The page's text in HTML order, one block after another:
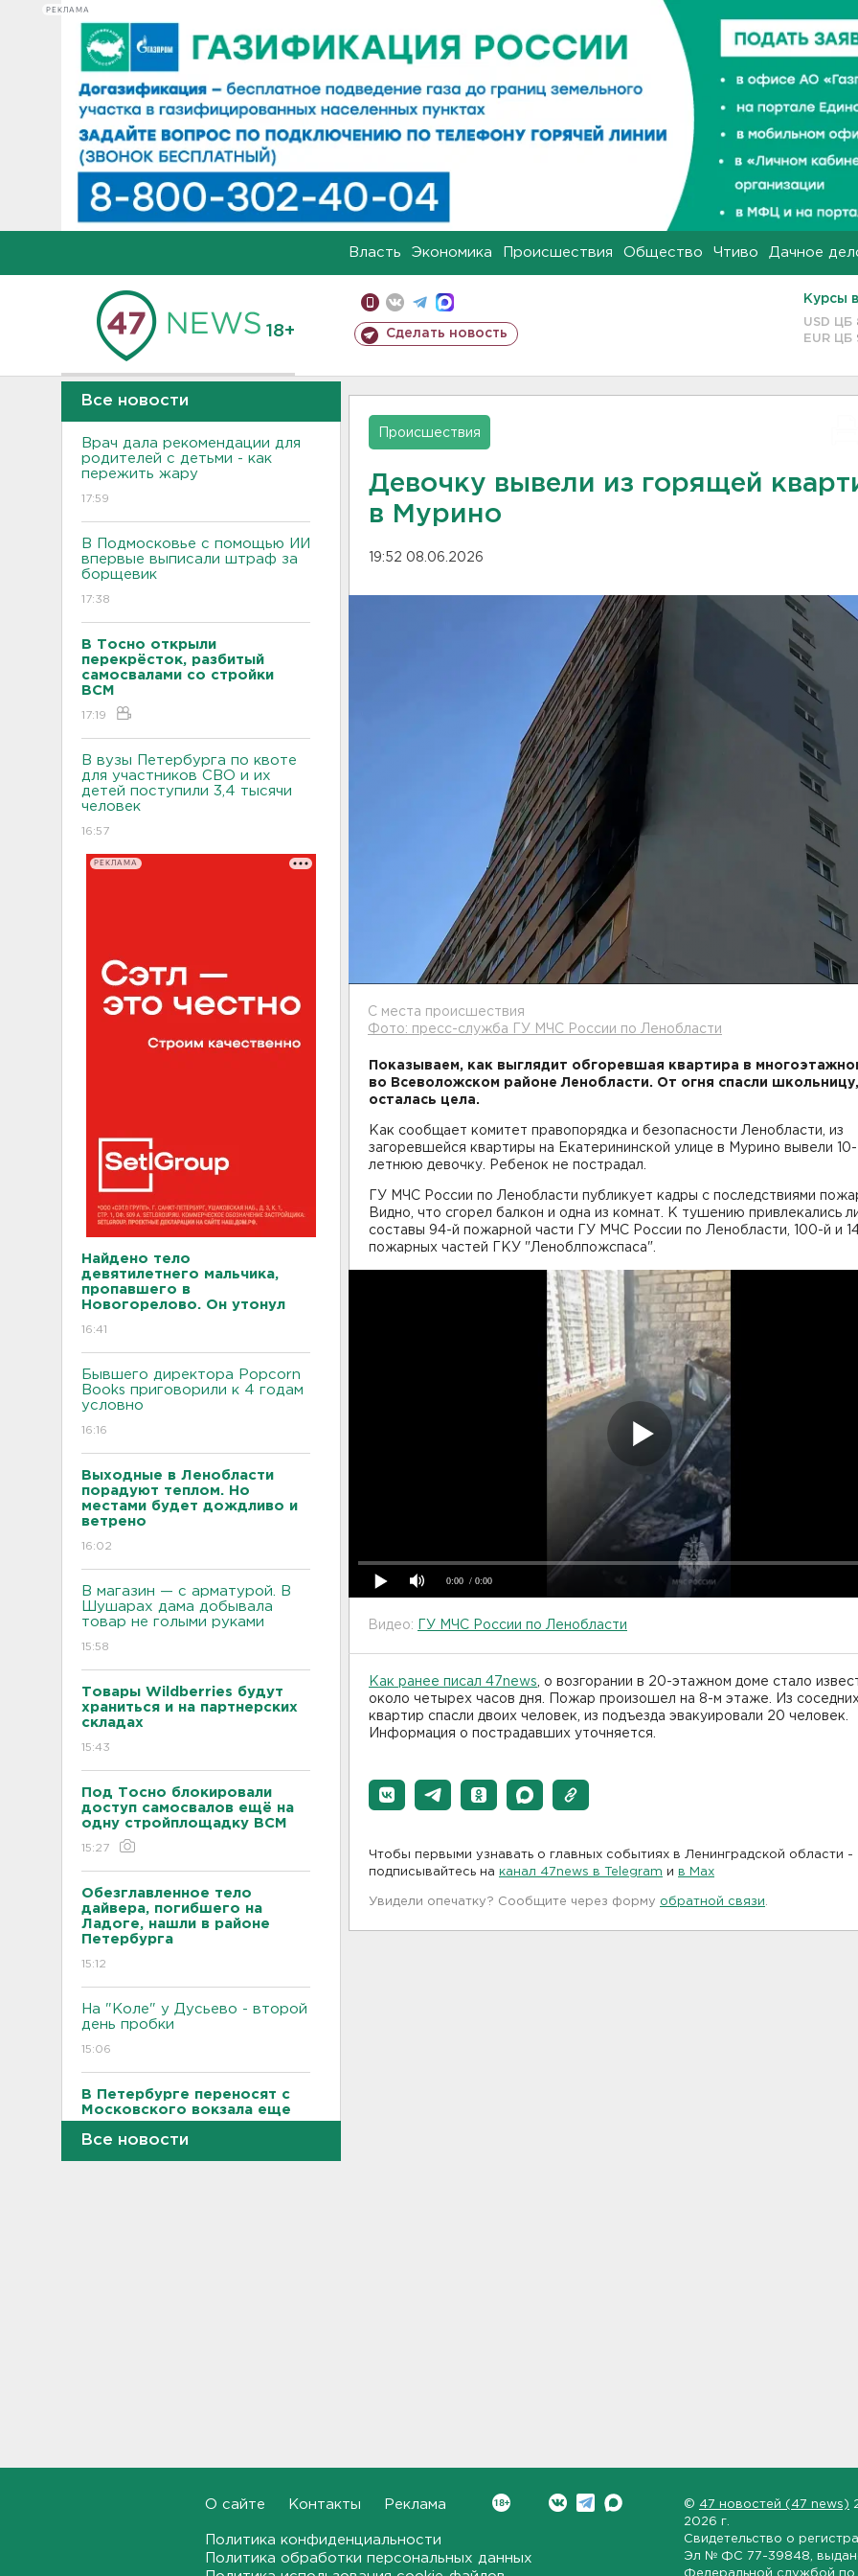
РЕКЛАМА
Власть Экономика Происшествия Общество Чтиво Дачное
18+ Сделать новость
Курсы
USD ЦБ
EUR ЦБ
Все новости
Врач дала рекомендации для
родителей с детьми - как
пережить жару
17:59
В Подмосковье с помощью ИИ
впервые выписали штраф за
борщевик
17:38
В Тосно открыли
перекрёсток, разбитый
самосвалами со стройки
ВСМ
17:19
В вузы Петербурга по квоте
для участников СВО и их
детей поступили 3,4 тысячи
человек
16:57
РЕКЛАМА
Найдено тело
девятилетнего мальчика,
пропавшего в
Новогорелово. Он утонул
16:41
Бывшего директора Popcorn
Books приговорили к 4 годам
условно
16:16
Выходные в Ленобласти
порадуют теплом. Но
местами будет дождливо и
ветрено
16:02
В магазин — с арматурой. В
Шушарах дама добывала
товар не голыми руками
15:58
Товары Wildberries будут
храниться и на партнерских
складах
15:43
Под Тосно блокировали
доступ самосвалов ещё на
одну стройплощадку ВСМ
15:27
Обезглавленное тело
дайвера, погибшего на
Ладоге, нашли в районе
Петербурга
15:12
На "Коле" у Дусьево - второй
день пробки
15:06
В Петербурге переносят с
Московского вокзала еще
ряд электричек
В Петербурге задержали
Все новости
Происшествия
Девочку вывели из горящей
в Мурино
19:52 08.06.2026
С места происшествия
Фото: пресс-служба ГУ МЧС России по Ленобласти
Показываем, как выглядит обгоревшая квартира в
во Всеволожском районе Ленобласти. От огня спасли
осталась цела.
Как сообщает комитет правопорядка и безопасности Ленобласти, из
загоревшейся квартиры на Екатерининской улице в Мурино вывели 10-
летнюю девочку. Ребенок не пострадал.
ГУ МЧС России по Ленобласти публикует кадры с последствиями
Видно, что сгорел балкон и одна из комнат. К тушению привлекались
составы 94-й пожарной части ГУ МЧС России по Ленобласти, 100-й и
пожарных частей ГКУ "Леноблпожспаса".
0:00 / 0:00
Видео: ГУ МЧС России по Ленобласти
Как ранее писал 47news , о возгорании в 20-этажном доме стало
около четырех часов дня. Пожар произошел на 8-м этаже. Из соседних
квартир спасли двоих человек, из подъезда эвакуировали 20 человек.
Информация о пострадавших уточняется.
Чтобы первыми узнавать о главных событиях в Ленинградской области -
подписывайтесь на канал 47news в Telegram и в Maх
Увидели опечатку? Сообщите через форму обратной связи
О сайте Контакты Реклама
Политика конфиденциальности
Политика обработки персональных данных
© 47 новостей (47 news)
2026 г.
Свидетельство о
Эл № ФС 77-39848 ,
Федеральной службой по